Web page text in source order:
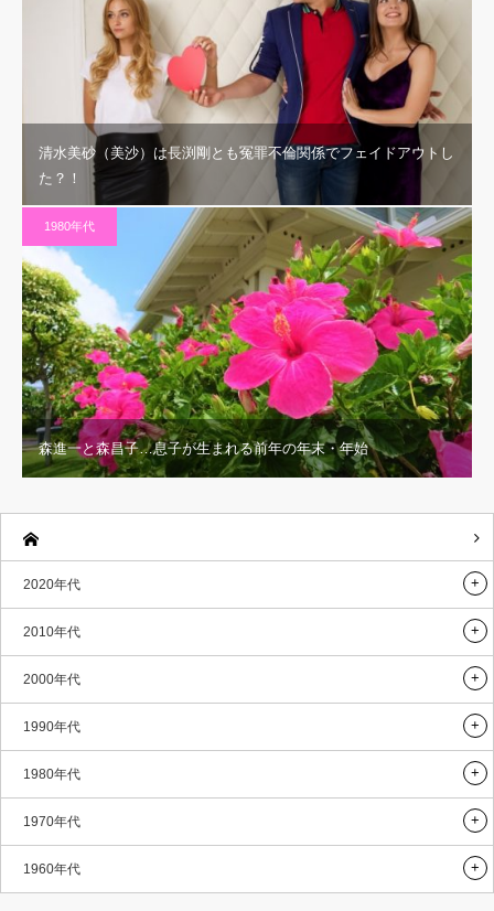
清水美砂（美沙）は長渕剛とも冤罪不倫関係でフェイドアウトし
た？！
1980年代
森進一と森昌子…息子が生まれる前年の年末・年始
2020年代
2010年代
2000年代
1990年代
1980年代
1970年代
1960年代